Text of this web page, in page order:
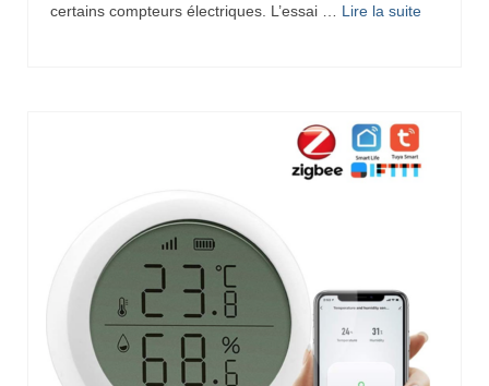
certains compteurs électriques. L’essai … Lire la suite­­